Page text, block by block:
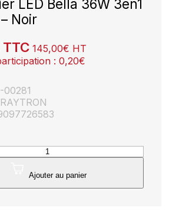
LED Bella 36W 3en1
Noir
TTC 145,00€ HT
: 0,20€
00281
Ajouter au panier